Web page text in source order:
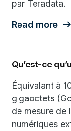
par Teradata.
Read more
Qu’est-ce
Équivalant à
gigaoctets
de mesure de
numériques